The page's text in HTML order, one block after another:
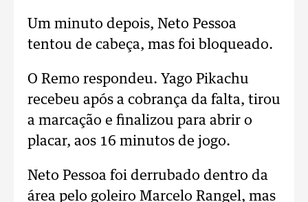
Um minuto depois, Neto Pessoa
tentou de cabeça, mas foi bloqueado.
O Remo respondeu. Yago Pikachu
recebeu após a cobrança da falta, tirou
a marcação e finalizou para abrir o
placar, aos 16 minutos de jogo.
Neto Pessoa foi derrubado dentro da
área pelo goleiro Marcelo Rangel, mas